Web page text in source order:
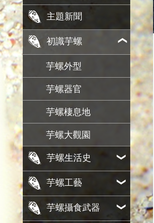
主題新聞
初識芋螺
芋螺外型
芋螺器官
芋螺棲息地
芋螺大觀園
芋螺生活史
芋螺工藝
芋螺攝食武器